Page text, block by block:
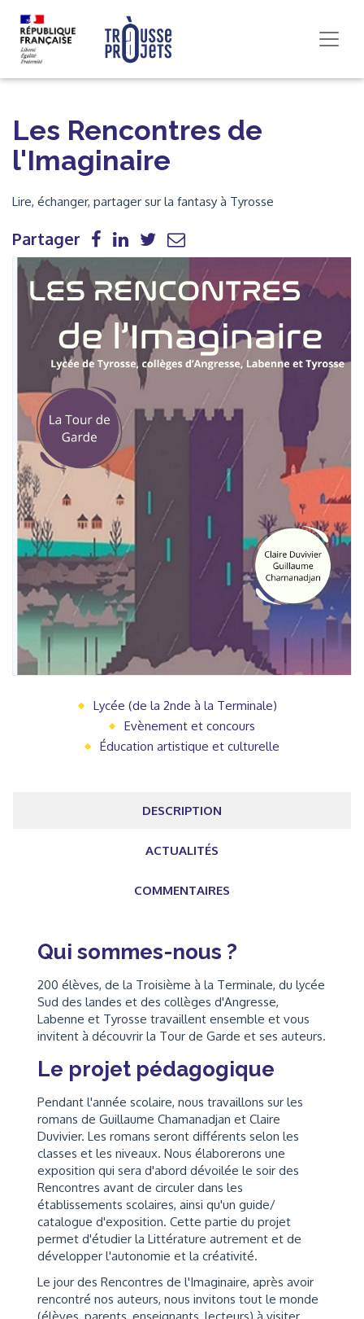
Les Rencontres de
l'Imaginaire
Lire, échanger, partager sur la fantasy à Tyrosse
Partager
Lycée (de la 2nde à la Terminale)
Evènement et concours
Éducation artistique et culturelle
DESCRIPTION
ACTUALITÉS
COMMENTAIRES
Qui sommes-nous ?
200 élèves, de la Troisième à la Terminale, du lycée
Sud des landes et des collèges d'Angresse,
Labenne et Tyrosse travaillent ensemble et vous
invitent à découvrir la Tour de Garde et ses auteurs.
Le projet pédagogique
Pendant l'année scolaire, nous travaillons sur les
romans de Guillaume Chamanadjan et Claire
Duvivier. Les romans seront différents selon les
classes et les niveaux. Nous élaborerons une
exposition qui sera d'abord dévoilée le soir des
Rencontres avant de circuler dans les
établissements scolaires, ainsi qu'un guide/
catalogue d'exposition. Cette partie du projet
permet d'étudier la Littérature autrement et de
développer l'autonomie et la créativité.
Le jour des Rencontres de l'Imaginaire, après avoir
rencontré nos auteurs, nous invitons tout le monde
(élèves, parents, enseignants, lecteurs) à visiter